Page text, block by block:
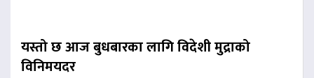
यस्तो छ आज बुधबारका लागि विदेशी मुद्राको
विनिमयदर